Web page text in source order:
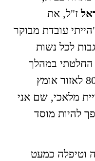
ז"ל, את
עובדת מבוקר
לכל נשות
החלטתי במהלך
יוצא דופן לנשים בשנות ה-80 לאזור אומץ
מלאכי, שם אני
להיות מוסד
וטיפלה כמעט